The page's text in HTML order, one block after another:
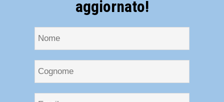
aggiornato!